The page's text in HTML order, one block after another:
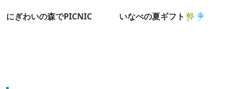
にぎわいの森でPICNIC いなべの夏ギフト🎋🎐